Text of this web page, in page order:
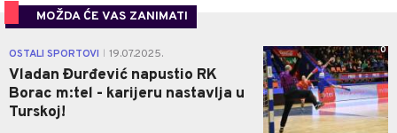
MOŽDA ĆE VAS ZANIMATI
OSTALI SPORTOVI 19.07.2025.
Vladan Đurđević napustio RK
Borac m:tel - karijeru nastavlja u
Turskoj!
0